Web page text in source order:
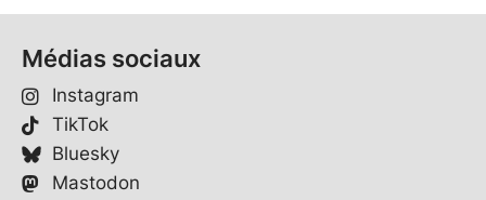
Médias sociaux
Instagram
TikTok
Bluesky
Mastodon